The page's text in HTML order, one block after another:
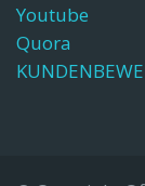
Youtube
Quora